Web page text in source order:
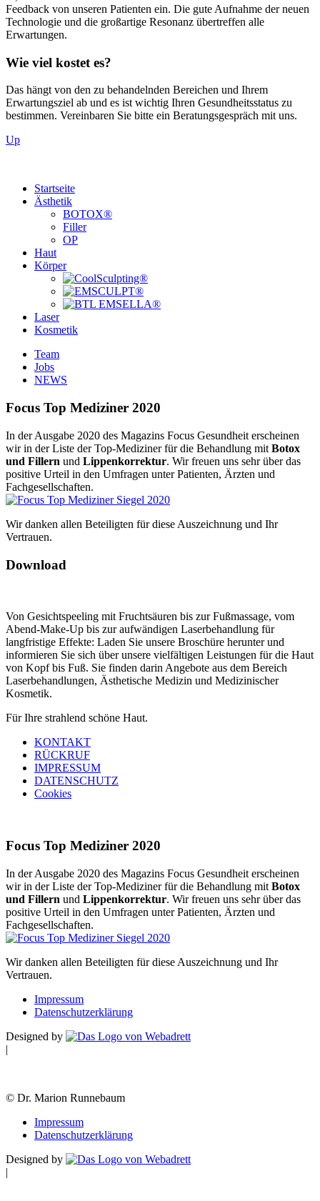
Feedback von unseren Patienten ein. Die gute Aufnahme der neuen
Technologie und die großartige Resonanz übertreffen alle
Erwartungen.
Wie viel kostet es?
Das hängt von den zu behandelnden Bereichen und Ihrem
Erwartungsziel ab und es ist wichtig Ihren Gesundheitsstatus zu
bestimmen. Vereinbaren Sie bitte ein Beratungsgespräch mit uns.
Up
Startseite
Ästhetik
BOTOX®
Filler
OP
Haut
Körper
Laser
Kosmetik
Team
Jobs
NEWS
Focus Top Mediziner 2020
In der Ausgabe 2020 des Magazins Focus Gesundheit erscheinen
wir in der Liste der Top-Mediziner für die Behandlung mit Botox
und Fillern und Lippenkorrektur. Wir freuen uns sehr über das
positive Urteil in den Umfragen unter Patienten, Ärzten und
Fachgesellschaften.
Wir danken allen Beteiligten für diese Auszeichnung und Ihr
Vertrauen.
Download
Von Gesichtspeeling mit Fruchtsäuren bis zur Fußmassage, vom
Abend-Make-Up bis zur aufwändigen Laserbehandlung für
langfristige Effekte: Laden Sie unsere Broschüre herunter und
informieren Sie sich über unsere vielfältigen Leistungen für die Haut
von Kopf bis Fuß. Sie finden darin Angebote aus dem Bereich
Laserbehandlungen, Ästhetische Medizin und Medizinischer
Kosmetik.
Für Ihre strahlend schöne Haut.
KONTAKT
RÜCKRUF
IMPRESSUM
DATENSCHUTZ
Cookies
Focus Top Mediziner 2020
In der Ausgabe 2020 des Magazins Focus Gesundheit erscheinen
wir in der Liste der Top-Mediziner für die Behandlung mit Botox
und Fillern und Lippenkorrektur. Wir freuen uns sehr über das
positive Urteil in den Umfragen unter Patienten, Ärzten und
Fachgesellschaften.
Wir danken allen Beteiligten für diese Auszeichnung und Ihr
Vertrauen.
Impressum
Datenschutzerklärung
Designed by
|
© Dr. Marion Runnebaum
Impressum
Datenschutzerklärung
Designed by
|